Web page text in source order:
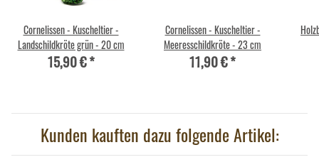
Cornelissen - Kuscheltier -
Landschildkröte grün - 20 cm
15,90 €*
Cornelissen - Kuscheltier -
Meeresschildkröte - 23 cm
11,90 €*
Kunden kauften dazu folgende Artikel: